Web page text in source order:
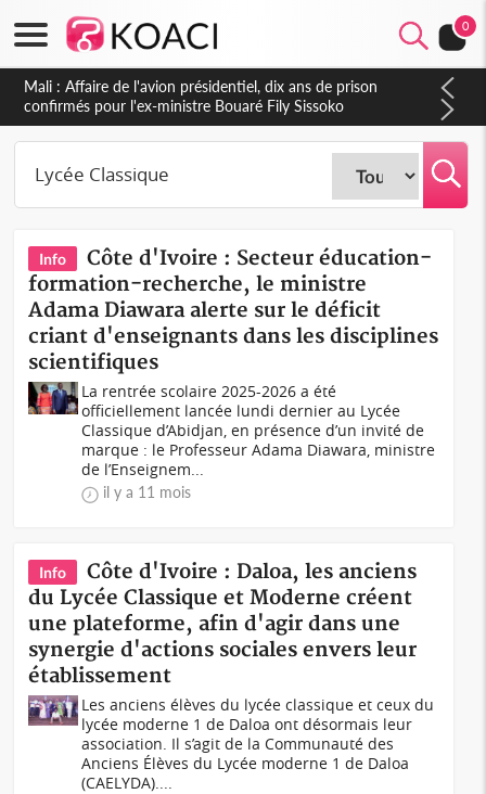
0
Mali : Affaire de l'avion présidentiel, dix ans de prison
confirmés pour l'ex-ministre Bouaré Fily Sissoko
Info
Côte d'Ivoire : Secteur éducation-
formation-recherche, le ministre
Adama Diawara alerte sur le déficit
criant d'enseignants dans les disciplines
scientifiques
La rentrée scolaire 2025-2026 a été
officiellement lancée lundi dernier au Lycée
Classique d’Abidjan, en présence d’un invité de
marque : le Professeur Adama Diawara, ministre
de l’Enseignem...
il y a 11 mois
Info
Côte d'Ivoire : Daloa, les anciens
du Lycée Classique et Moderne créent
une plateforme, afin d'agir dans une
synergie d'actions sociales envers leur
établissement
Les anciens élèves du lycée classique et ceux du
lycée moderne 1 de Daloa ont désormais leur
association. Il s’agit de la Communauté des
Anciens Élèves du Lycée moderne 1 de Daloa
(CAELYDA)....